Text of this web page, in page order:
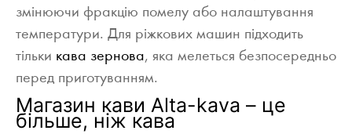
змінюючи фракцію помелу або налаштування
температури. Для ріжкових машин підходить
тільки кава зернова, яка мелеться безпосередньо
перед приготуванням.
Магазин кави Alta-kava – це
більше, ніж кава